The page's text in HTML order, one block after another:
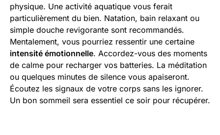
physique. Une activité aquatique vous ferait
particulièrement du bien. Natation, bain relaxant ou
simple douche revigorante sont recommandés.
Mentalement, vous pourriez ressentir une certaine
intensité émotionnelle. Accordez-vous des moments
de calme pour recharger vos batteries. La méditation
ou quelques minutes de silence vous apaiseront.
Écoutez les signaux de votre corps sans les ignorer.
Un bon sommeil sera essentiel ce soir pour récupérer.